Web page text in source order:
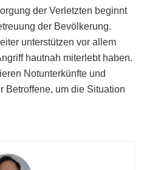
der Verletzten beginnt
der Bevölkerung.
unterstützen vor allem
hautnah miterlebt haben.
Notunterkünfte und
Betroffene, um die Situation